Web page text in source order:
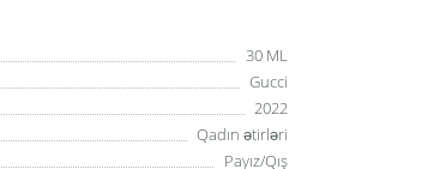
30 ML
Gucci
2022
Qadın ətirləri
Payız/Qış